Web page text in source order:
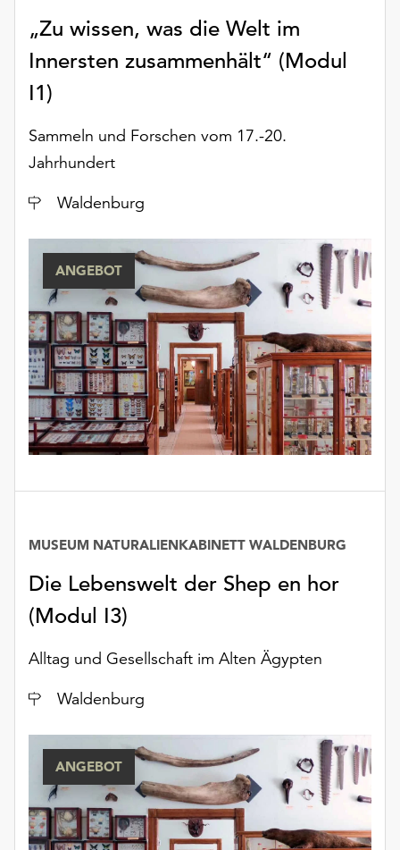
unserer
Datenschutzerklärung
oder
dem
Impressum
„Zu wissen, was die Welt im
Innersten zusammenhält“ (Modul
I1)
Sammeln und Forschen vom 17.-20.
Jahrhundert
Ort
Waldenburg
ANGEBOT
Die Lebenswelt der Shep en hor
(Modul I3)
MUSEUM NATURALIENKABINETT WALDENBURG
Alltag und Gesellschaft im Alten Ägypten
Ort
Waldenburg
ANGEBOT